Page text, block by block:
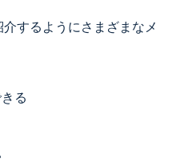
するようにさまざまなメ
る